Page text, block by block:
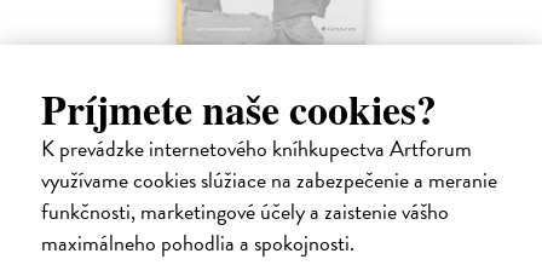
Príjmete naše cookies?
K prevádzke internetového kníhkupectva Artforum
využívame cookies slúžiace na zabezpečenie a meranie
funkčnosti, marketingové účely a zaistenie vášho
maximálneho pohodlia a spokojnosti.
Marien Warner Mary| Kniha
Fotografové zařazení do této publikace jsou však nejen původními
tvůrci svých vlastních obrazů, ale čerpají inspiraci ze zkušenosti z
malby, designu, reklamy, žurnalistiky a společenských věd. V naší…
Na sklade ?
31,63 €